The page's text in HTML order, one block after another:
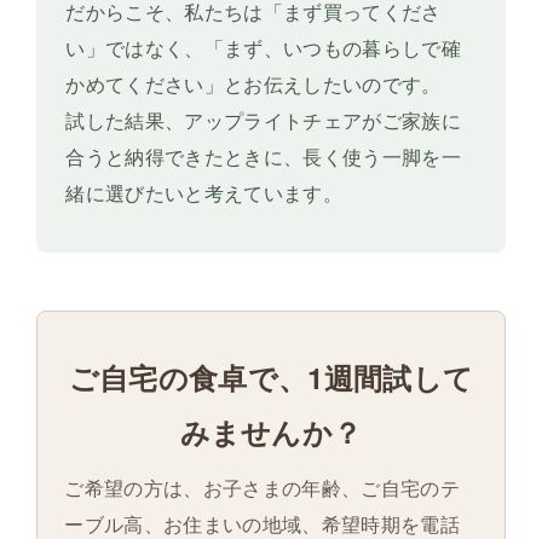
だからこそ、私たちは「まず買ってくださ
い」ではなく、「まず、いつもの暮らしで確
かめてください」とお伝えしたいのです。
試した結果、アップライトチェアがご家族に
合うと納得できたときに、長く使う一脚を一
緒に選びたいと考えています。
ご自宅の食卓で、1週間試して
みませんか？
ご希望の方は、お子さまの年齢、ご自宅のテ
ーブル高、お住まいの地域、希望時期を電話